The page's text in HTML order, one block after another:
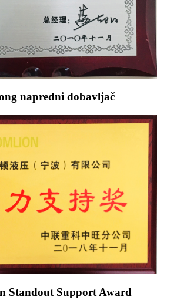
napredni dobavljač
Standout Support Award